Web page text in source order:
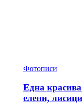
Фотописи
Една
елени,